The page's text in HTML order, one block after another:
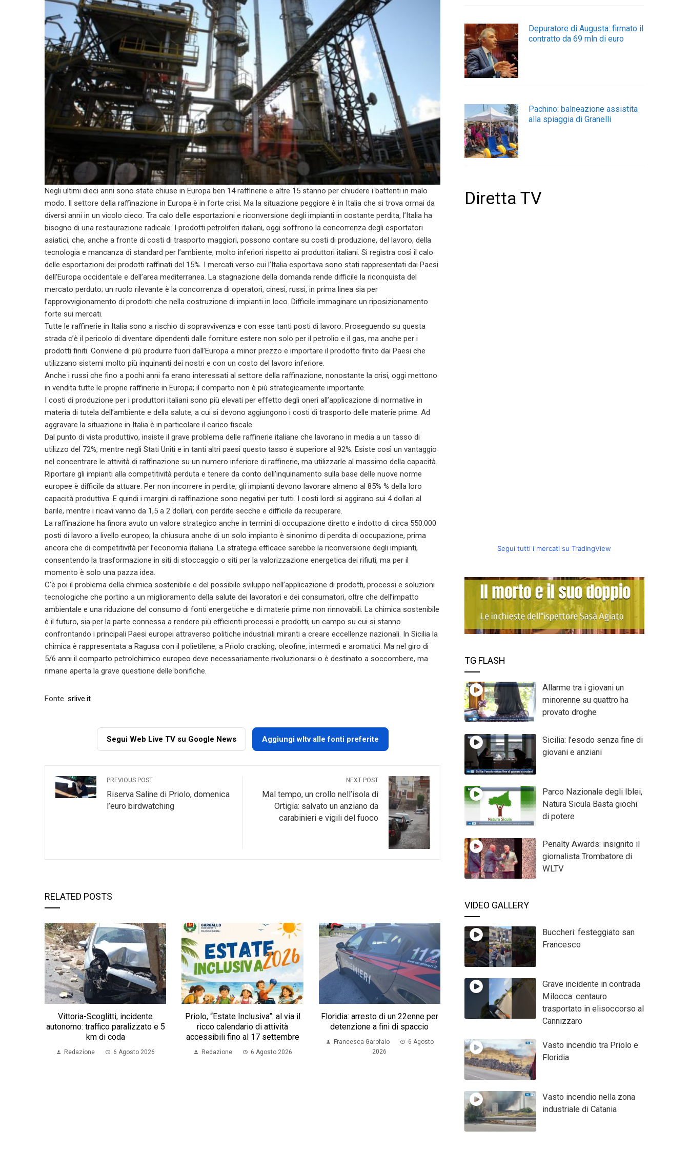
Negli ultimi dieci anni sono state chiuse in Europa ben 14 raffinerie e altre 15 stanno per chiudere i battenti in malo
modo. Il settore della raffinazione in Europa è in forte crisi. Ma la situazione peggiore è in Italia che si trova ormai da
diversi anni in un vicolo cieco. Tra calo delle esportazioni e riconversione degli impianti in costante perdita, l’Italia ha
bisogno di una restaurazione radicale. I prodotti petroliferi italiani, oggi soffrono la concorrenza degli esportatori
asiatici, che, anche a fronte di costi di trasporto maggiori, possono contare su costi di produzione, del lavoro, della
tecnologia e mancanza di standard per l’ambiente, molto inferiori rispetto ai produttori italiani. Si registra così il calo
delle esportazioni dei prodotti raffinati del 15%. I mercati verso cui l’Italia esportava sono stati rappresentati dai Paesi
dell’Europa occidentale e dell’area mediterranea. La stagnazione della domanda rende difficile la riconquista del
mercato perduto; un ruolo rilevante è la concorrenza di operatori, cinesi, russi, in prima linea sia per
l’approvvigionamento di prodotti che nella costruzione di impianti in loco. Difficile immaginare un riposizionamento
forte sui mercati.
Tutte le raffinerie in Italia sono a rischio di sopravvivenza e con esse tanti posti di lavoro. Proseguendo su questa
strada c’è il pericolo di diventare dipendenti dalle forniture estere non solo per il petrolio e il gas, ma anche per i
prodotti finiti. Conviene di più produrre fuori dall’Europa a minor prezzo e importare il prodotto finito dai Paesi che
utilizzano sistemi molto più inquinanti dei nostri e con un costo del lavoro inferiore.
Anche i russi che fino a pochi anni fa erano interessati al settore della raffinazione, nonostante la crisi, oggi mettono
in vendita tutte le proprie raffinerie in Europa; il comparto non è più strategicamente importante.
I costi di produzione per i produttori italiani sono più elevati per effetto degli oneri all’applicazione di normative in
materia di tutela dell’ambiente e della salute, a cui si devono aggiungono i costi di trasporto delle materie prime. Ad
aggravare la situazione in Italia è in particolare il carico fiscale.
Dal punto di vista produttivo, insiste il grave problema delle raffinerie italiane che lavorano in media a un tasso di
utilizzo del 72%, mentre negli Stati Uniti e in tanti altri paesi questo tasso è superiore al 92%. Esiste così un vantaggio
nel concentrare le attività di raffinazione su un numero inferiore di raffinerie, ma utilizzarle al massimo della capacità.
Riportare gli impianti alla competitività perduta e tenere da conto dell’inquinamento sulla base delle nuove norme
europee è difficile da attuare. Per non incorrere in perdite, gli impianti devono lavorare almeno al 85% % della loro
capacità produttiva. E quindi i margini di raffinazione sono negativi per tutti. I costi lordi si aggirano sui 4 dollari al
barile, mentre i ricavi vanno da 1,5 a 2 dollari, con perdite secche e difficile da recuperare.
La raffinazione ha finora avuto un valore strategico anche in termini di occupazione diretto e indotto di circa 550.000
posti di lavoro a livello europeo; la chiusura anche di un solo impianto è sinonimo di perdita di occupazione, prima
ancora che di competitività per l’economia italiana. La strategia efficace sarebbe la riconversione degli impianti,
consentendo la trasformazione in siti di stoccaggio o siti per la valorizzazione energetica dei rifiuti, ma per il
momento è solo una pazza idea.
C’è poi il problema della chimica sostenibile e del possibile sviluppo nell’applicazione di prodotti, processi e soluzioni
tecnologiche che portino a un miglioramento della salute dei lavoratori e dei consumatori, oltre che dell’impatto
ambientale e una riduzione del consumo di fonti energetiche e di materie prime non rinnovabili. La chimica sostenibile
è il futuro, sia per la parte connessa a rendere più efficienti processi e prodotti; un campo su cui si stanno
confrontando i principali Paesi europei attraverso politiche industriali miranti a creare eccellenze nazionali. In Sicilia la
chimica è rappresentata a Ragusa con il polietilene, a Priolo cracking, oleofine, intermedi e aromatici. Ma nel giro di
5/6 anni il comparto petrolchimico europeo deve necessariamente rivoluzionarsi o è destinato a soccombere, ma
rimane aperta la grave questione delle bonifiche.
Fonte .srlive.it
Segui Web Live TV su Google News Aggiungi wltv alle fonti preferite
PREVIOUS POST
Riserva Saline di Priolo, domenica
l’euro birdwatching
NEXT POST
Mal tempo, un crollo nell’isola di
Ortigia: salvato un anziano da
carabinieri e vigili del fuoco
RELATED POSTS
Vittoria-Scoglitti, incidente
autonomo: traffico paralizzato e 5
km di coda
Redazione 6 Agosto 2026
Priolo, “Estate Inclusiva”: al via il
ricco calendario di attività
accessibili fino al 17 settembre
Redazione 6 Agosto 2026
Floridia: arresto di un 22enne per
detenzione a fini di spaccio
Francesca Garofalo
6 Agosto
2026
Depuratore di Augusta: firmato il
contratto da 69 mln di euro
Pachino: balneazione assistita
alla spiaggia di Granelli
Diretta TV
Segui tutti i mercati su TradingView
TG FLASH
Allarme tra i giovani un
minorenne su quattro ha
provato droghe
Sicilia: l’esodo senza fine di
giovani e anziani
Parco Nazionale degli Iblei,
Natura Sicula Basta giochi
di potere
Penalty Awards: insignito il
giornalista Trombatore di
WLTV
VIDEO GALLERY
Buccheri: festeggiato san
Francesco
Grave incidente in contrada
Milocca: centauro
trasportato in elisoccorso al
Cannizzaro
Vasto incendio tra Priolo e
Floridia
Vasto incendio nella zona
industriale di Catania